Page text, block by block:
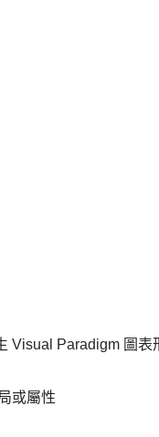
Visual Paradigm 圖表
或屬性